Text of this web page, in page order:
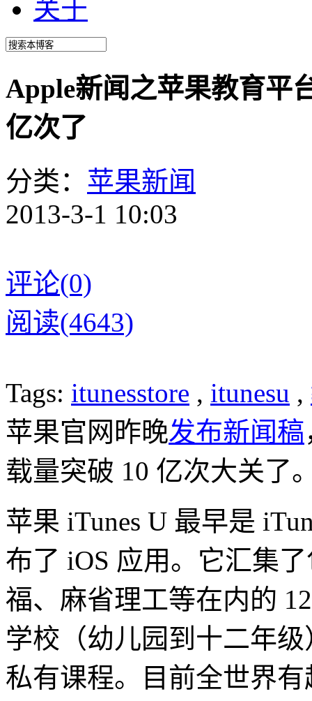
关于
Apple新闻之苹果教育平
亿次了
分类： 苹果新闻
2013-3-1 10:03
评论(0)
阅读(4643)
Tags: itunesstore , itunesu ,
苹果官网昨晚发布新闻稿
载量突破 10 亿次大关了
苹果 iTunes U 最早是
布了 iOS 应用。它汇集
福、麻省理工等在内的
学校（幼儿园到十二年
私有课程。目前全世界